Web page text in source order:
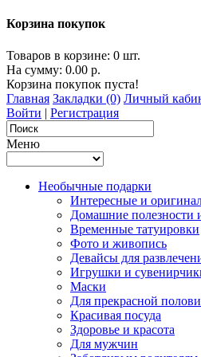
Корзина покупок
Товаров в корзине: 0 шт.
На сумму: 0.00 р.
Корзина покупок пуста!
Главная Закладки (0) Личный
Войти | Регистрация
Меню
Необычные подарки
Интересные и
Домашние полезности
Временные татуировки
Фото и живопись
Девайсы для
Игрушки и
Маски
Для прекрасной
Красивая посуда
Здоровье и красота
Для мужчин